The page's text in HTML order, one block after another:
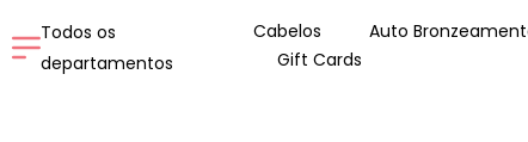
Todos os
departamentos
Cabelos Auto
Gift Cards